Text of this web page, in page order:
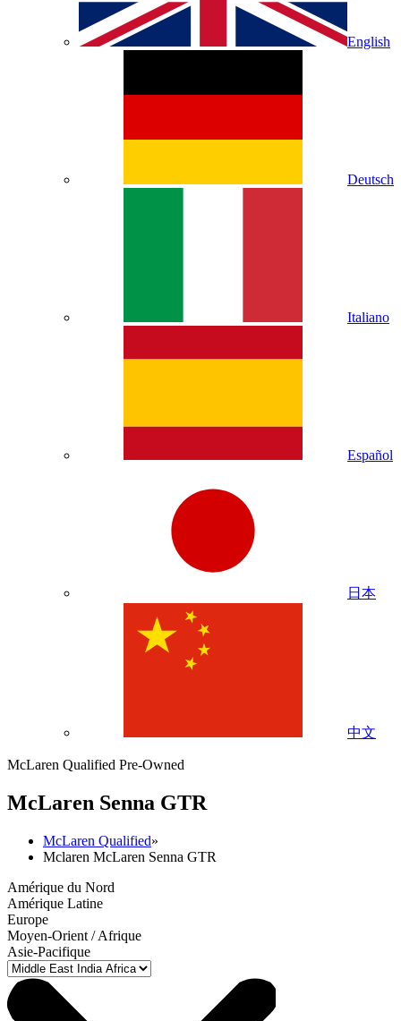
English
Deutsch
Italiano
Español
日本
中文
McLaren Qualified Pre-Owned
McLaren Senna GTR
McLaren Qualified»
Mclaren McLaren Senna GTR
Amérique du Nord
Amérique Latine
Europe
Moyen-Orient / Afrique
Asie-Pacifique